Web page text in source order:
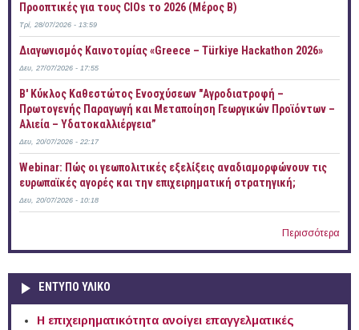
Προοπτικές για τους CIOs το 2026 (Μέρος Β)
Τρί, 28/07/2026 - 13:59
Διαγωνισμός Καινοτομίας «Greece – Türkiye Hackathon 2026»
Δευ, 27/07/2026 - 17:55
B' Κύκλος Καθεστώτος Ενοσχύσεων "Αγροδιατροφή –
Πρωτογενής Παραγωγή και Μεταποίηση Γεωργικών Προϊόντων –
Αλιεία – Υδατοκαλλιέργεια”
Δευ, 20/07/2026 - 22:17
Webinar: Πώς οι γεωπολιτικές εξελίξεις αναδιαμορφώνουν τις
ευρωπαϊκές αγορές και την επιχειρηματική στρατηγική;
Δευ, 20/07/2026 - 10:18
Περισσότερα
ΕΝΤΥΠΟ ΥΛΙΚΟ
Η επιχειρηματικότητα ανοίγει επαγγελματικές